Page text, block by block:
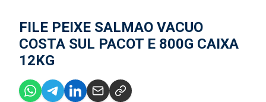
FILE PEIXE SALMAO VACUO
COSTA SUL PACOT E 800G CAIXA
12KG